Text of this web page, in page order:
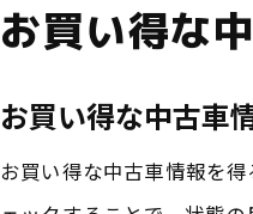
お買い得な
お買い得な中古車
お買い得な中古車情報を